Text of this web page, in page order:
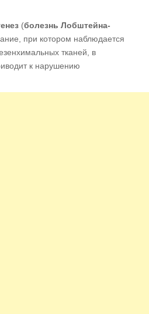
(болезнь Лобштейна-
при котором наблюдается
тканей, в
к нарушению